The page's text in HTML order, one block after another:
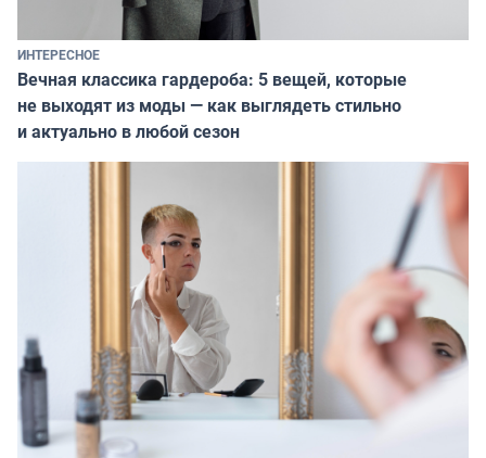
ИНТЕРЕСНОЕ
Вечная классика гардероба: 5 вещей, которые
не выходят из моды — как выглядеть стильно
и актуально в любой сезон